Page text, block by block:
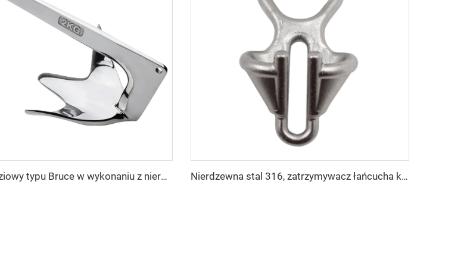
Anker łodziowy typu Bruce w wykonaniu z nierdzewnej stali 316 klasy morskiej Nierdzewna stal 316, zatrzymywacz łańcucha kotwicznego łodzi